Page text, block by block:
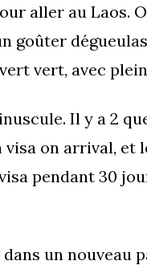
aller au Laos.
goûter
vert, avec
Il y a 2
on arrival, et
pendant 30
un nouveau